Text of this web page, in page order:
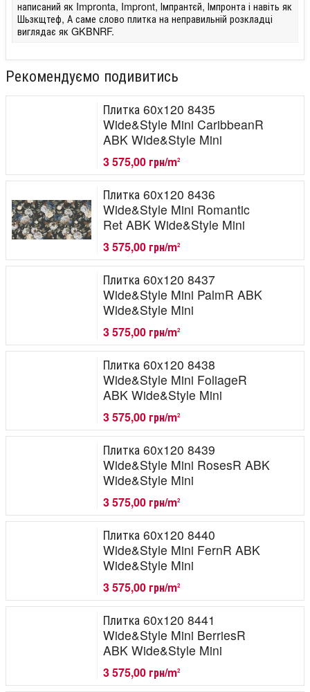
написаний як Impronta, Impront, Імпрантєй, Імпронта і навіть як
Шьзкщтеф, А саме слово плитка на неправильній розкладці
виглядає як GKBNRF.
Рекомендуємо подивитись
Плитка 60x120 8435
Wide&Style Mini CaribbeanR
ABK Wide&Style Mini
3 575,00 грн/m2
Плитка 60x120 8436
Wide&Style Mini Romantic
Ret ABK Wide&Style Mini
3 575,00 грн/m2
Плитка 60x120 8437
Wide&Style Mini PalmR ABK
Wide&Style Mini
3 575,00 грн/m2
Плитка 60x120 8438
Wide&Style Mini FoliageR
ABK Wide&Style Mini
3 575,00 грн/m2
Плитка 60x120 8439
Wide&Style Mini RosesR ABK
Wide&Style Mini
3 575,00 грн/m2
Плитка 60x120 8440
Wide&Style Mini FernR ABK
Wide&Style Mini
3 575,00 грн/m2
Плитка 60x120 8441
Wide&Style Mini BerriesR
ABK Wide&Style Mini
3 575,00 грн/m2